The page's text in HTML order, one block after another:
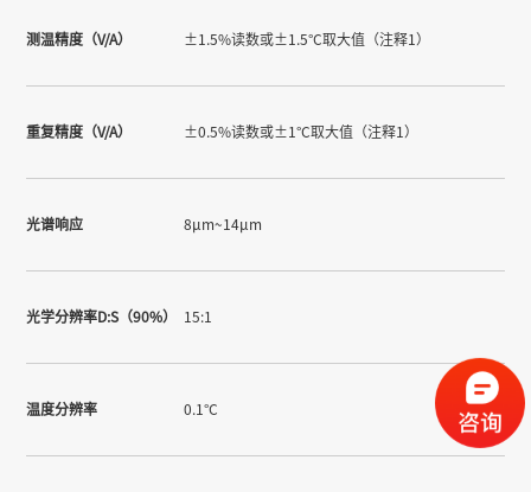
测温精度（V/A） ±1.5%读数或±1.5°C取大值（注释1）
重复精度（V/A） ±0.5%读数或±1°C取大值（注释1）
光谱响应 8μm~14μm
光学分辨率D:S（90%） 15:1
温度分辨率 0.1°C